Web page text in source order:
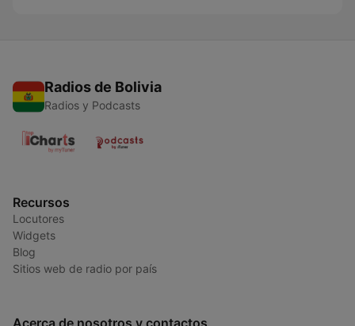
Radios de Bolivia
Radios y Podcasts
Recursos
Locutores
Widgets
Blog
Sitios web de radio por país
Acerca de nosotros y contactos